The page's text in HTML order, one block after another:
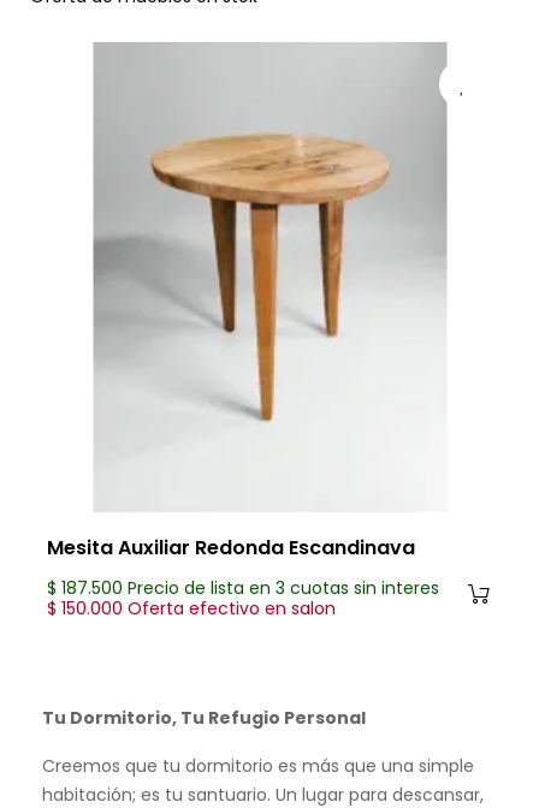
Mesita Auxiliar Redonda Escandinava
$ 187.500 Precio de lista en 3 cuotas sin interes
$ 150.000 Oferta efectivo en salon
Tu Dormitorio, Tu Refugio Personal
Creemos que tu dormitorio es más que una simple
habitación; es tu santuario. Un lugar para descansar,